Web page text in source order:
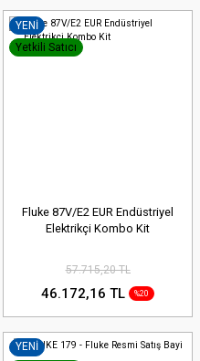
YENİ
Yetkili Satıcı
Fluke 87V/E2 EUR Endüstriyel
Elektrikçi Kombo Kit
57.715,20 TL
46.172,16 TL %20
YENİ